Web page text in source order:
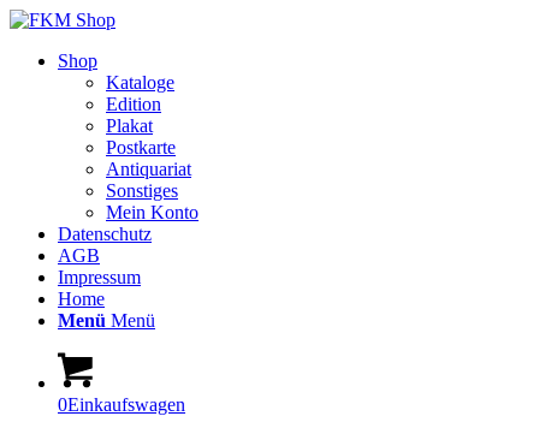
Shop
Kataloge
Edition
Plakat
Postkarte
Antiquariat
Sonstiges
Mein Konto
Datenschutz
AGB
Impressum
Home
Menü Menü
0Einkaufswagen